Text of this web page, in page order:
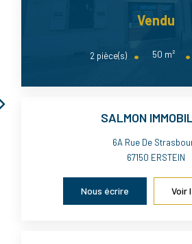
Vendu
2 pièce(s) 50 m²
SALMON
6A Rue De
67150 ERSTEIN
Nous écrire Voir